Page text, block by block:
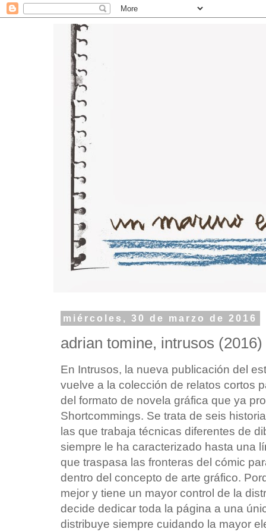
miércoles, 30 de marzo de 2016
adrian tomine, intrusos (2016)
En Intrusos, la nueva publicación del
vuelve a la colección de relatos cortos
del formato de novela gráfica que ya
Shortcommings. Se trata de seis
las que trabaja técnicas diferentes de
siempre le ha caracterizado hasta una
que traspasa las fronteras del cómic
dentro del concepto de arte gráfico.
mejor y tiene un mayor control de la
decide dedicar toda la página a una
distribuye siempre cuidando la mayor